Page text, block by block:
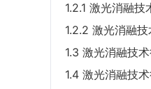
1.2.1 激光消融
1.2.2 激光消融
1.3 激光消融技
1.4 激光消融技